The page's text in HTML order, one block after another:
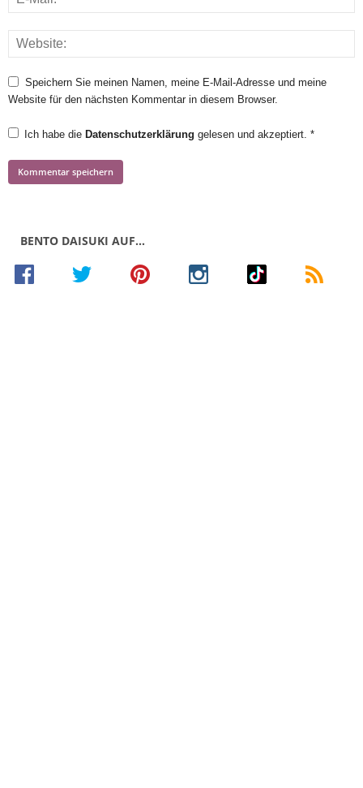
Speichern Sie meinen Namen, meine E-Mail-Adresse und meine
Website für den nächsten Kommentar in diesem Browser.
Ich habe die Datenschutzerklärung gelesen und akzeptiert. *
BENTO DAISUKI AUF…